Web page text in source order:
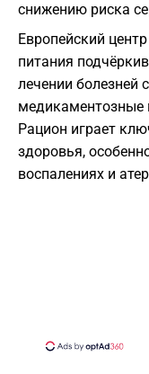
снижению риска
Европейский
питания
лечении болезней
медикаментозные
Рацион играет
здоровья,
воспалениях и